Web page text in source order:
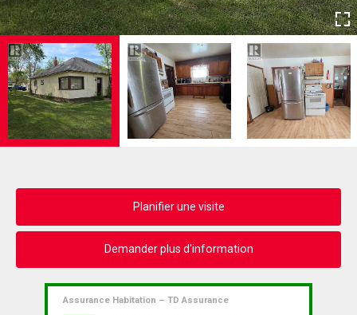
Planifier une visite
Demander plus d'information
Assurance Habitation – TD Assurance